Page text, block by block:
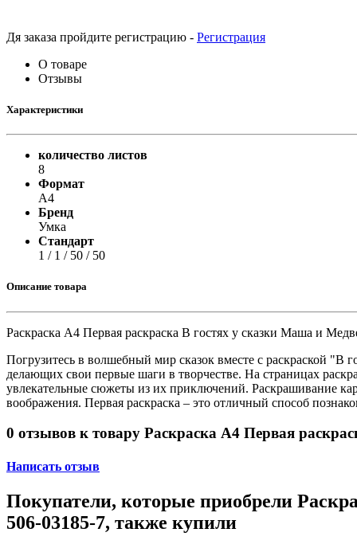
Шредеры
Дя заказа пройдите регистрацию - Регистрация
О товаре
Отзывы
Характеристики
количество листов
8
Формат
A4
Бренд
Умка
Стандарт
1 / 1 / 50 / 50
Описание товара
Раскраска А4 Первая раскраска В гостях у сказки Маша и
Погрузитесь в волшебный мир сказок вместе с раскраской
делающих свои первые шаги в творчестве. На страницах
увлекательные сюжеты из их приключений. Раскрашивание
воображения. Первая раскраска – это отличный способ
0 отзывов к товару Раскраска А4 Первая
Написать отзыв
Покупатели, которые приобрели
506-03185-7, также купили